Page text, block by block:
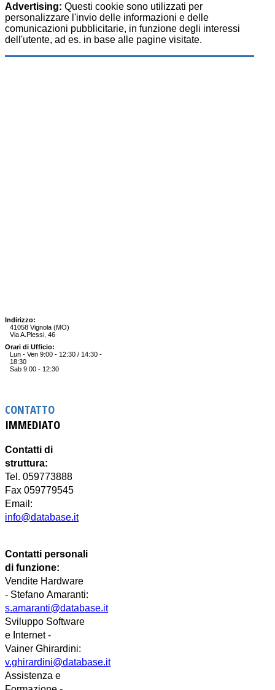
Advertising: Questi cookie sono utilizzati per
personalizzare l'invio delle informazioni e delle
comunicazioni pubblicitarie, in funzione degli interessi
dell'utente, ad es. in base alle pagine visitate.
Indirizzo:
41058 Vignola (MO)
Via A.Plessi, 46
Orari di Ufficio:
Lun - Ven 9:00 - 12:30 / 14:30 -
18:30
Sab 9:00 - 12:30
CONTATTO
IMMEDIATO
Contatti di
struttura:
Tel. 059773888
Fax 059779545
Email:
info@database.it
Contatti personali
di funzione:
Vendite Hardware
- Stefano Amaranti:
s.amaranti@database.it
Sviluppo Software
e Internet -
Vainer Ghirardini:
v.ghirardini@database.it
Assistenza e